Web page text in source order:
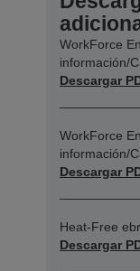
WorkForce
información/
Descargar
WorkForce
información/
Descargar
Heat-Free
Descargar